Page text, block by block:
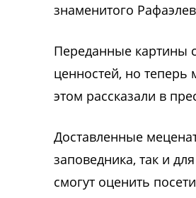
знаменитого
Переданные картины
ценностей, но
этом рассказали в
Доставленные
заповедника, так и
смогут оценить